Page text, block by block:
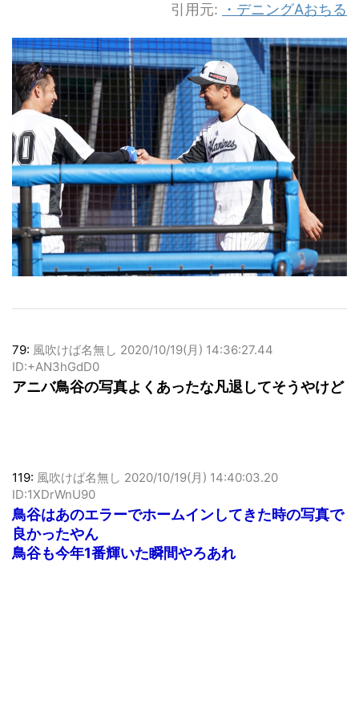
引用元: ・デニングAおちる
79: 風吹けば名無し 2020/10/19(月) 14:36:27.44
ID:+AN3hGdD0
アニバ鳥谷の写真よくあったな凡退してそうやけど
119: 風吹けば名無し 2020/10/19(月) 14:40:03.20
ID:1XDrWnU90
鳥谷はあのエラーでホームインしてきた時の写真で
良かったやん
鳥谷も今年1番輝いた瞬間やろあれ